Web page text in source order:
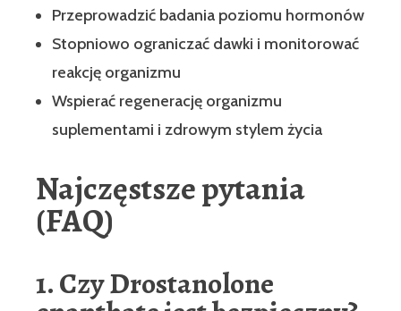
Przeprowadzić badania poziomu hormonów
Stopniowo ograniczać dawki i monitorować
reakcję organizmu
Wspierać regenerację organizmu
suplementami i zdrowym stylem życia
Najczęstsze pytania
(FAQ)
1. Czy Drostanolone